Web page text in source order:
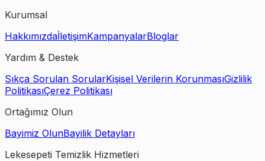
Kurumsal
HakkımızdaİletişimKampanyalarBloglar
Yardım & Destek
Sıkça Sorulan SorularKişisel Verilerin KorunmasıGizlilik
PolitikasıÇerez Politikası
Ortağımız Olun
Bayimiz OlunBayilik Detayları
Lekesepeti Temizlik Hizmetleri